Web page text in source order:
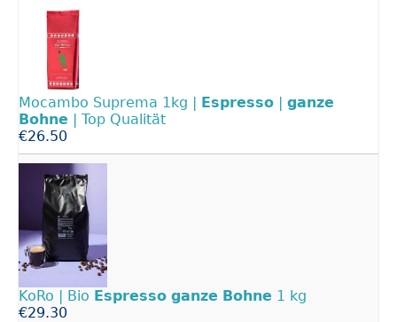
Mocambo Suprema 1kg | Espresso | ganze
Bohne | Top Qualität
€26.50
KoRo | Bio Espresso ganze Bohne 1 kg
€29.30